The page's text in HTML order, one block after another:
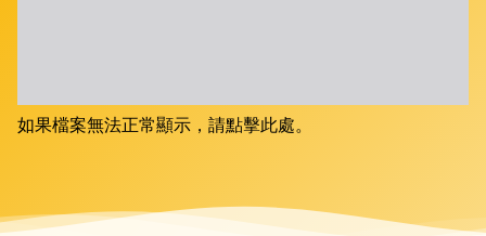
如果檔案無法正常顯示，請點擊此處。